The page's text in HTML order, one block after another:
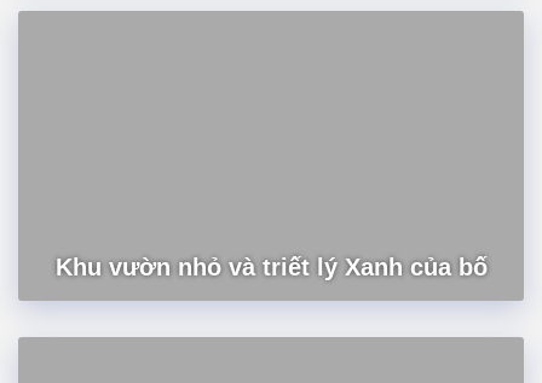
Khu vườn nhỏ và triết lý Xanh của bố